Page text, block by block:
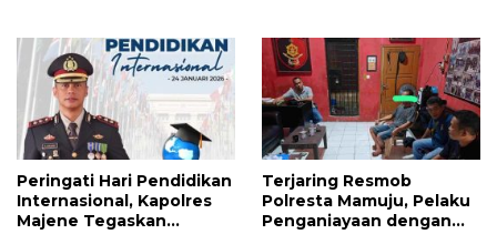
Peringati Hari Pendidikan
Internasional, Kapolres
Majene Tegaskan
Terjaring Resmob
Polresta Mamuju, Pelaku
Penganiayaan dengan